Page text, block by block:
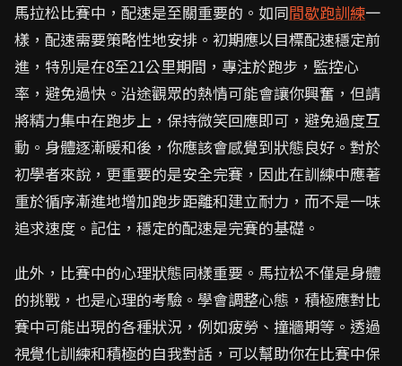
馬拉松比賽中，配速是至關重要的。如同間歇跑訓練一
樣，配速需要策略性地安排。初期應以目標配速穩定前
進，特別是在8至21公里期間，專注於跑步，監控心
率，避免過快。沿途觀眾的熱情可能會讓你興奮，但請
將精力集中在跑步上，保持微笑回應即可，避免過度互
動。身體逐漸暖和後，你應該會感覺到狀態良好。對於
初學者來說，更重要的是安全完賽，因此在訓練中應著
重於循序漸進地增加跑步距離和建立耐力，而不是一味
追求速度。記住，穩定的配速是完賽的基礎。
此外，比賽中的心理狀態同樣重要。馬拉松不僅是身體
的挑戰，也是心理的考驗。學會調整心態，積極應對比
賽中可能出現的各種狀況，例如疲勞、撞牆期等。透過
視覺化訓練和積極的自我對話，可以幫助你在比賽中保